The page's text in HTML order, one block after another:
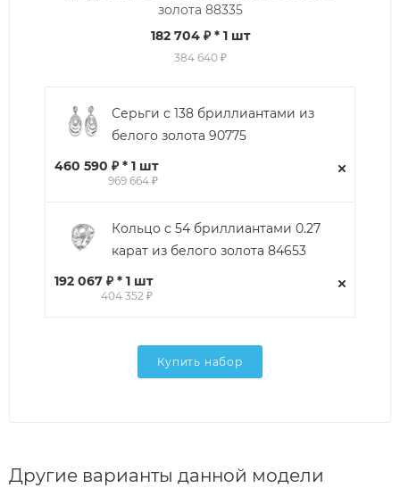
золота 88335
182 704 ₽* 1 шт
384 640 ₽
Серьги с 138 бриллиантами из
белого золота 90775
460 590 ₽ * 1 шт
969 664 ₽
Кольцо с 54 бриллиантами 0.27
карат из белого золота 84653
192 067 ₽ * 1 шт
404 352 ₽
Купить набор
Другие варианты данной модели